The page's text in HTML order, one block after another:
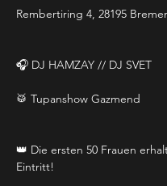
Rembertiring 4, 28195
🎧 DJ HAMZAY // DJ SVET
🥁 Tupanshow Gazmend
👑 Die ersten 50 Frauen
Eintritt!